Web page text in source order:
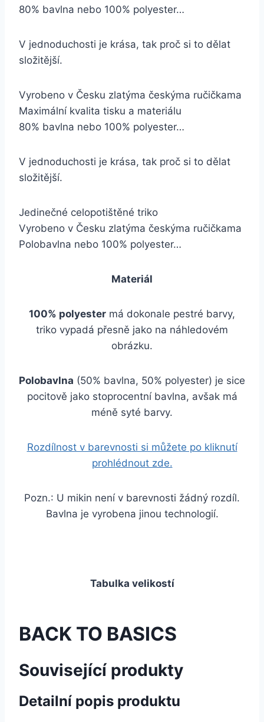
80% bavlna nebo 100% polyester…
V jednoduchosti je krása, tak proč si to dělat
složitější.
Vyrobeno v Česku zlatýma českýma ručičkama
Maximální kvalita tisku a materiálu
80% bavlna nebo 100% polyester…
V jednoduchosti je krása, tak proč si to dělat
složitější.
Jedinečné celopotištěné triko
Vyrobeno v Česku zlatýma českýma ručičkama
Polobavlna nebo 100% polyester…
Materiál
100% polyester má dokonale pestré barvy,
triko vypadá přesně jako na náhledovém
obrázku.
Polobavlna (50% bavlna, 50% polyester) je sice
pocitově jako stoprocentní bavlna, avšak má
méně syté barvy.
Rozdílnost v barevnosti si můžete po kliknutí
prohlédnout zde.
Pozn.: U mikin není v barevnosti žádný rozdíl.
Bavlna je vyrobena jinou technologií.
Tabulka velikostí
BACK TO BASICS
Související produkty
Detailní popis produktu